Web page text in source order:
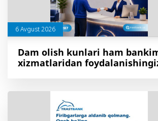
6 Avgust 2026
Dam olish kunlari ham
xizmatlaridan